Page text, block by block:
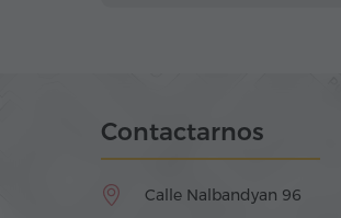
Contactarnos
Calle Nalbandyan 96